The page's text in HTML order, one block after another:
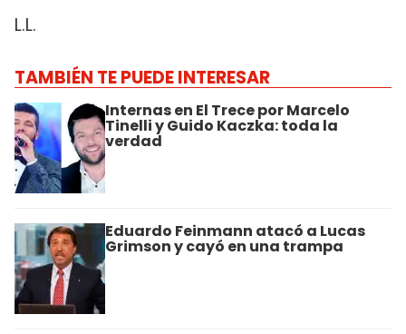
L.L.
TAMBIÉN TE PUEDE INTERESAR
Internas en El Trece por Marcelo
Tinelli y Guido Kaczka: toda la
verdad
Eduardo Feinmann atacó a Lucas
Grimson y cayó en una trampa